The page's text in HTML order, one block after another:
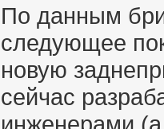
По данным
следующее
новую
сейчас